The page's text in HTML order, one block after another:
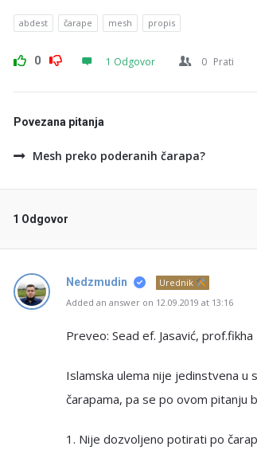
abdest čarape mesh propis
0 1 Odgovor 0 Prati
Povezana pitanja
Mesh preko poderanih čarapa?
1 Odgovor
Nedzmudin
Urednik
Added an answer on 12.09.2019 at 13:16
Preveo: Sead ef. Jasavić, prof.fikha
Islamska ulema nije jedinstvena u
čarapama, pa se po ovom pitanju
1. Nije dozvoljeno potirati po